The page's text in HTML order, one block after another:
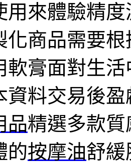
用來體驗精度
化商品需要
軟膏面對生
資料交易後
品精選多款
的按摩油舒緩